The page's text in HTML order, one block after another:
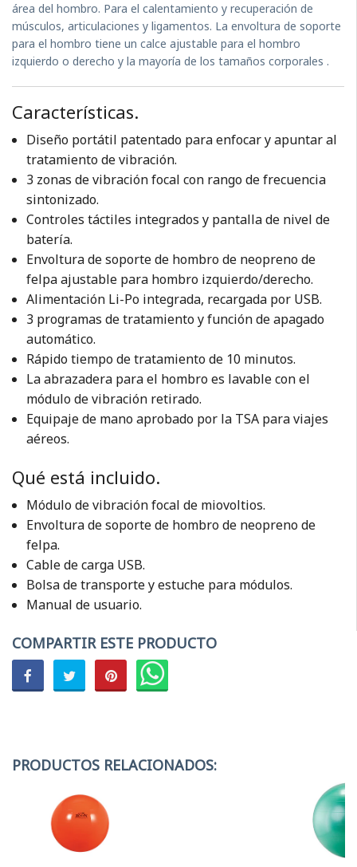
área del hombro. Para el calentamiento y recuperación de
músculos, articulaciones y ligamentos. La envoltura de soporte
para el hombro tiene un calce ajustable para el hombro
izquierdo o derecho y la mayoría de los tamaños corporales .
Características.
Diseño portátil patentado para enfocar y apuntar al
tratamiento de vibración.
3 zonas de vibración focal con rango de frecuencia
sintonizado.
Controles táctiles integrados y pantalla de nivel de
batería.
Envoltura de soporte de hombro de neopreno de
felpa ajustable para hombro izquierdo/derecho.
Alimentación Li-Po integrada, recargada por USB.
3 programas de tratamiento y función de apagado
automático.
Rápido tiempo de tratamiento de 10 minutos.
La abrazadera para el hombro es lavable con el
módulo de vibración retirado.
Equipaje de mano aprobado por la TSA para viajes
aéreos.
Qué está incluido.
Módulo de vibración focal de miovoltios.
Envoltura de soporte de hombro de neopreno de
felpa.
Cable de carga USB.
Bolsa de transporte y estuche para módulos.
Manual de usuario.
COMPARTIR ESTE PRODUCTO
PRODUCTOS RELACIONADOS: